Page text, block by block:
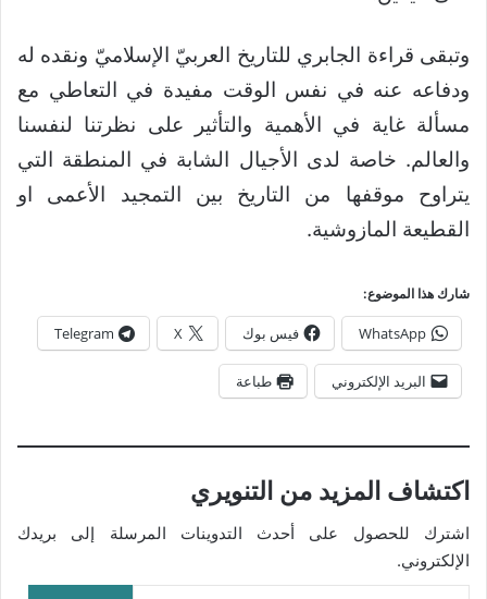
وتبقى قراءة الجابري للتاريخ العربيّ الإسلاميّ ونقده له
ودفاعه عنه في نفس الوقت مفيدة في التعاطي مع
مسألة غاية في الأهمية والتأثير على نظرتنا لنفسنا
والعالم. خاصة لدى الأجيال الشابة في المنطقة التي
يتراوح موقفها من التاريخ بين التمجيد الأعمى او
القطيعة المازوشية.
شارك هذا الموضوع:
WhatsApp فيس بوك X
Telegram
البريد الإلكتروني طباعة
اكتشاف المزيد من التنويري
اشترك للحصول على أحدث التدوينات المرسلة إلى بريدك
الإلكتروني.
كتابة بريدك الإلكتروني...